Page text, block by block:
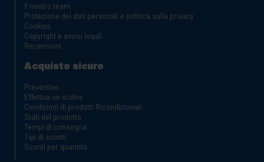
Il nostro team
Protezione dei dati personali e politica sulla privacy
Cookies
Copyright e avvisi legali
Recensioni
Acquisto sicuro
Preventivo
Effettua un ordine
Condizioni di prodotti Ricondizionati
Stati del prodotto
Tempi di consegna
Tipi di sconti
Sconti per quantità